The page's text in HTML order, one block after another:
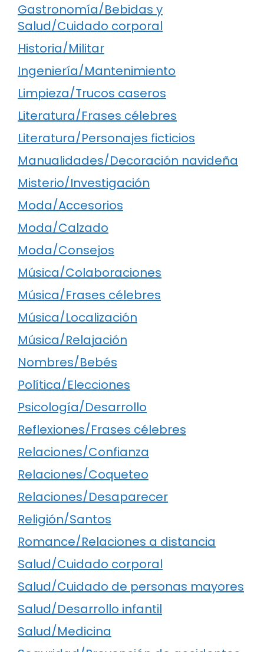
Gastronomía/Bebidas y
Salud/Cuidado corporal
Historia/Militar
Ingeniería/Mantenimiento
Limpieza/Trucos caseros
Literatura/Frases célebres
Literatura/Personajes ficticios
Manualidades/Decoración navideña
Misterio/Investigación
Moda/Accesorios
Moda/Calzado
Moda/Consejos
Música/Colaboraciones
Música/Frases célebres
Música/Localización
Música/Relajación
Nombres/Bebés
Política/Elecciones
Psicología/Desarrollo
Reflexiones/Frases célebres
Relaciones/Confianza
Relaciones/Coqueteo
Relaciones/Desaparecer
Religión/Santos
Romance/Relaciones a distancia
Salud/Cuidado corporal
Salud/Cuidado de personas mayores
Salud/Desarrollo infantil
Salud/Medicina